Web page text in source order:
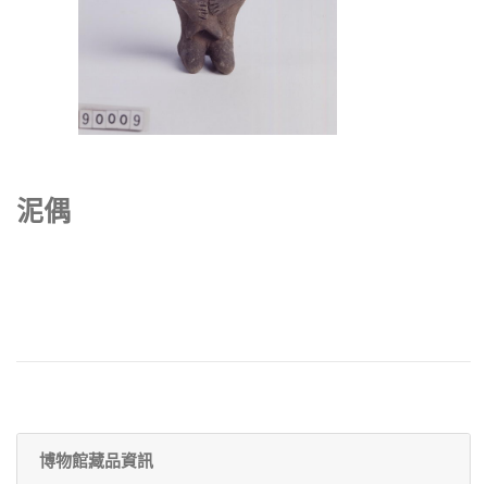
泥偶
博物館藏品資訊